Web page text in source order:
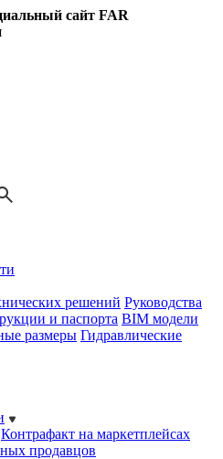
сайт FAR
решений Руководства
и паспорта BIM модели
размеры Гидравлические
Контрафакт на маркетплейсах
продавцов